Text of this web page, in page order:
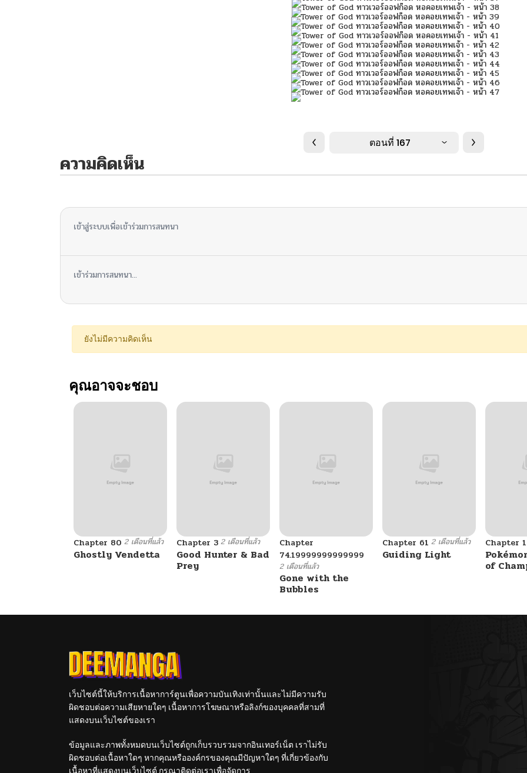
ตอนที่ 167
ความคิดเห็น
เข้าสู่ระบบเพื่อเข้าร่วมการสนทนา
เข้าร่วมการสนทนา...
ยังไม่มีความคิดเห็น
คุณอาจจะชอบ
Chapter 80 2 เดือนที่แล้ว
Ghostly Vendetta
Chapter 3 2 เดือนที่แล้ว
Good Hunter & Bad
Prey
Chapter
74.19999999999999
2 เดือนที่แล้ว
Gone with the
Bubbles
Chapter 61 2 เดือนที่แล้ว
Guiding Light
Chapter 1
of
เว็บไซต์นี้ให้บริการเนื้อหาการ์ตูนเพื่อความบันเทิงเท่านั้นและไม่มีความรับ
ผิดชอบต่อความเสียหายใดๆ เนื้อหาการโฆษณาหรือลิงก์ของบุคคลที่สามที่
แสดงบนเว็บไซต์ของเรา
ข้อมูลและภาพทั้งหมดบนเว็บไซต์ถูกเก็บรวบรวมจากอินเทอร์เน็ต เราไม่รับ
ผิดชอบต่อเนื้อหาใดๆ หากคุณหรือองค์กรของคุณมีปัญหาใดๆ ที่เกี่ยวข้องกับ
เนื้อหาที่แสดงบนเว็บไซต์ กรุณาติดต่อเราเพื่อจัดการ